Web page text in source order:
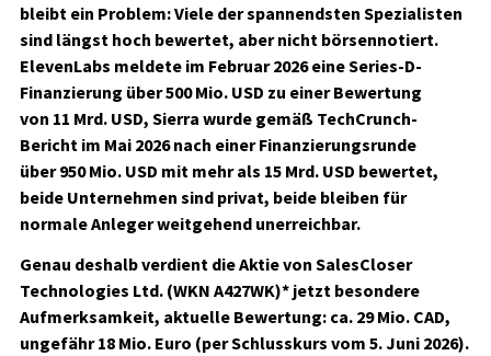
bleibt ein Problem: Viele der spannendsten Spezialisten
sind längst hoch bewertet, aber nicht börsennotiert.
ElevenLabs meldete im Februar 2026 eine Series-D-
Finanzierung über500 Mio. USD zu einer Bewertung
von 11 Mrd. USD, Sierra wurde gemäß TechCrunch-
Bericht im Mai 2026 nach einer Finanzierungsrunde
über950 Mio. USD mit mehr als 15 Mrd. USD bewertet,
beide Unternehmen sind privat, beide bleiben für
normale Anleger weitgehend unerreichbar.
Genau deshalb verdient die Aktie von SalesCloser
Technologies Ltd. (WKN A427WK)* jetzt besondere
Aufmerksamkeit, aktuelle Bewertung: ca. 29 Mio. CAD,
ungefähr 18 Mio. Euro (per Schlusskurs vom 5. Juni 2026).